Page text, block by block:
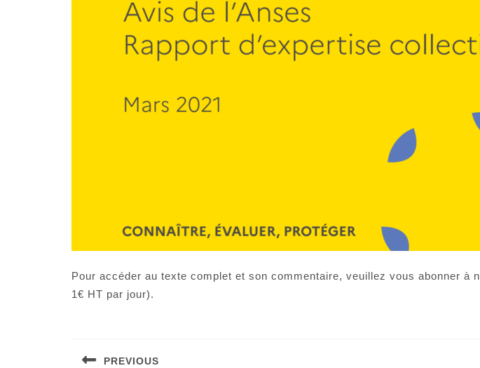
Pour accéder au texte complet et son commentaire, veuillez vous abonner à
1€ HT par jour).
de
PREVIOUS